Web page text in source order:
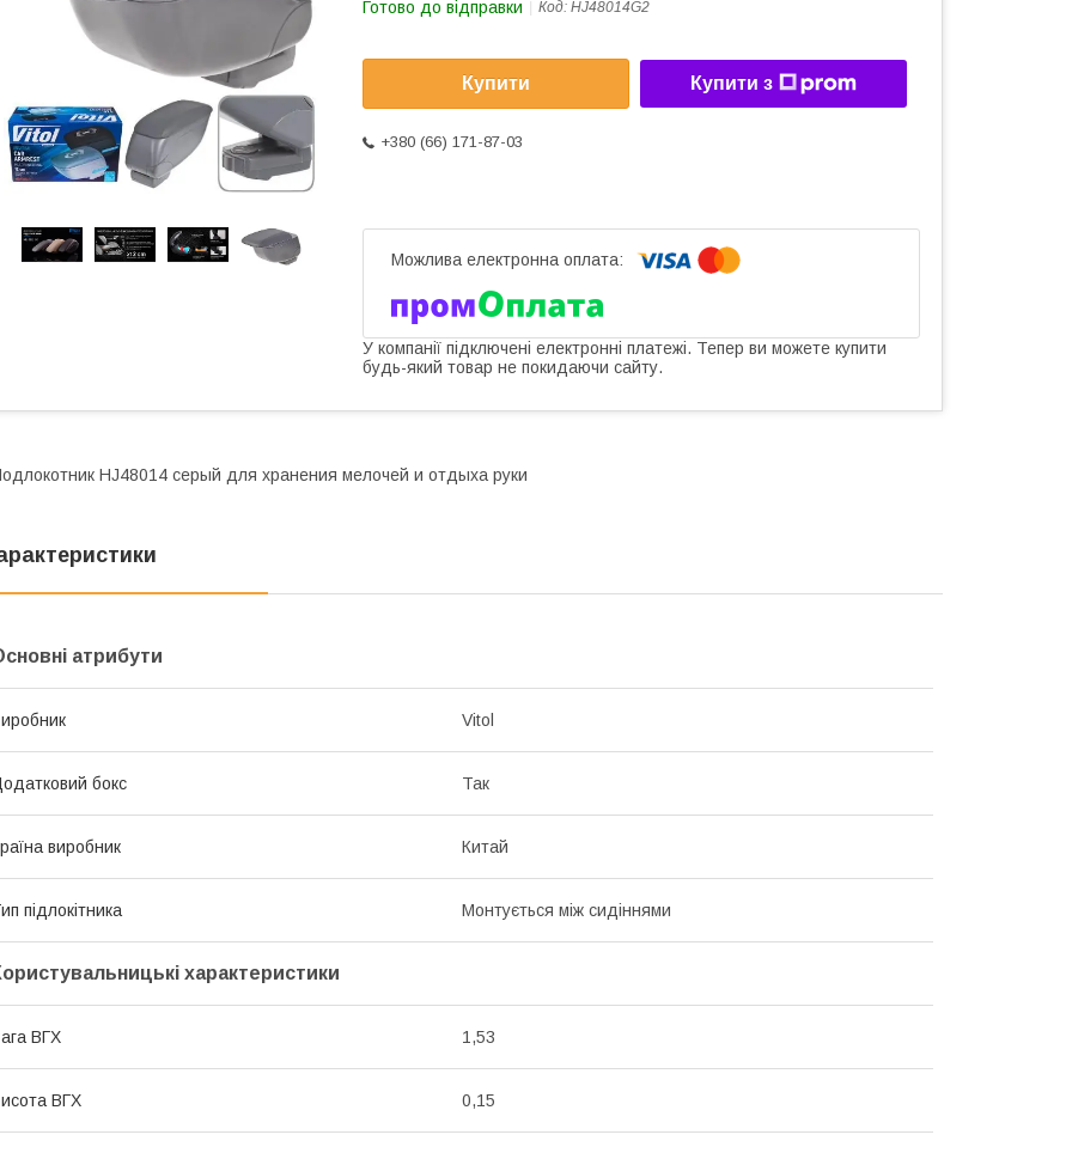
Готово до відправки Код: HJ48014G2
Купити Купити з
+380 (66) 171-87-03
У компанії підключені електронні платежі. Тепер ви можете купити
будь-який товар не покидаючи сайту.
HJ48014 серый для хранения мелочей и отдыха руки
атрибути
Vitol
бокс Так
виробник Китай
підлокітника Монтується між сидіннями
характеристики
ВГХ 1,53
ВГХ 0,15